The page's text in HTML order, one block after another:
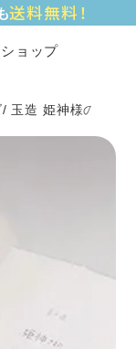
送料無料！
ョップ
玉造 姫神様のキラ